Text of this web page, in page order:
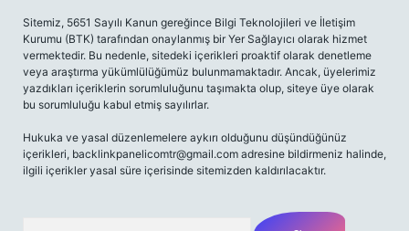
Sitemiz, 5651 Sayılı Kanun gereğince Bilgi Teknolojileri ve İletişim
Kurumu (BTK) tarafından onaylanmış bir Yer Sağlayıcı olarak hizmet
vermektedir. Bu nedenle, sitedeki içerikleri proaktif olarak denetleme
veya araştırma yükümlülüğümüz bulunmamaktadır. Ancak, üyelerimiz
yazdıkları içeriklerin sorumluluğunu taşımakta olup, siteye üye olarak
bu sorumluluğu kabul etmiş sayılırlar.
Hukuka ve yasal düzenlemelere aykırı olduğunu düşündüğünüz
içerikleri, backlinkpanelicomtr@gmail.com adresine bildirmeniz halinde,
ilgili içerikler yasal süre içerisinde sitemizden kaldırılacaktır.